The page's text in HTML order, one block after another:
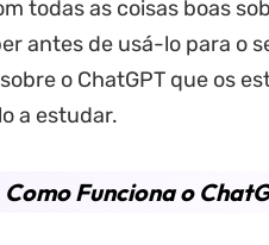
todas as coisas boas
antes de usá-lo para o
o ChatGPT que os
a estudar.
Funciona o